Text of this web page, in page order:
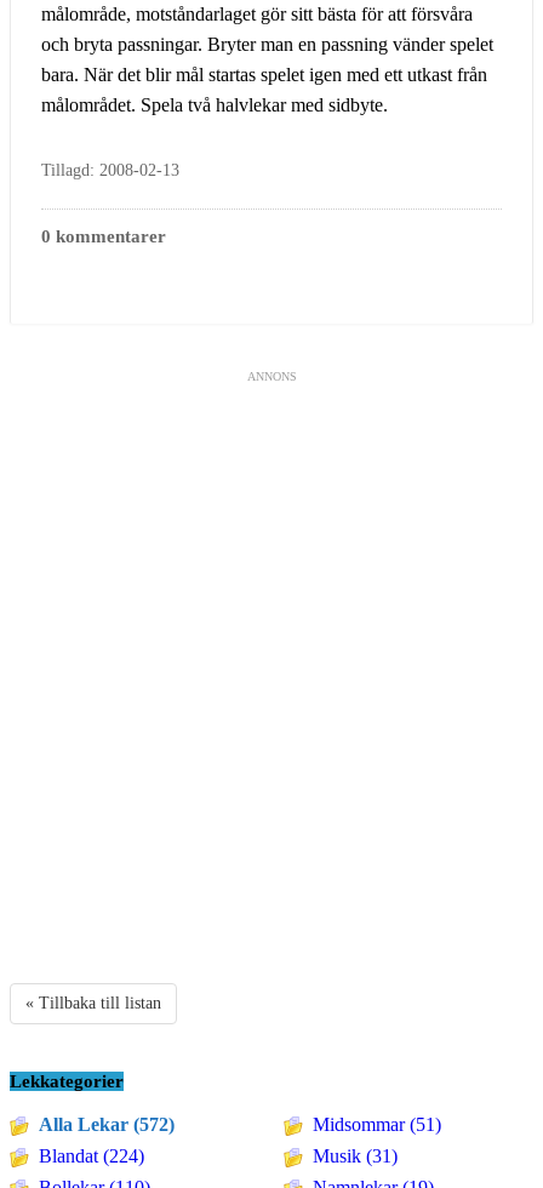
målområde, motståndarlaget gör sitt bästa för att försvåra
och bryta passningar. Bryter man en passning vänder spelet
bara. När det blir mål startas spelet igen med ett utkast från
målområdet. Spela två halvlekar med sidbyte.
Tillagd: 2008-02-13
0 kommentarer
ANNONS
« Tillbaka till listan
Lekkategorier
Alla Lekar (572)
Blandat (224)
Midsommar (51)
Musik (31)